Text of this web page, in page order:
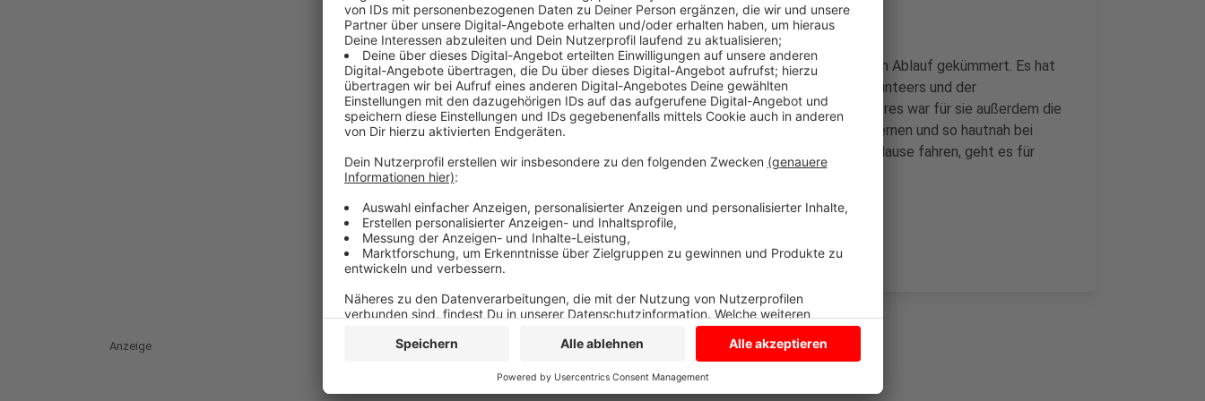
Sie war als Volunteer im Deutschen Haus und hat sich dort um den Ablauf gekümmert. Es hat
ihr richtig gut gefallen. Vor allem die Gemeinschaft unter den Volunteers und der
Zusammenhalt im Team hat sie beeindruckt. Etwas ganz besonderes war für sie außerdem die
Möglichkeit die besten deutschen Sportler persönlich kennenzulernen und so hautnah bei
Olympia dabei zu sein. Während die Sportler schon Morgen nach Hause fahren, geht es für
Johanna erst am Dienstag zurück in den Kreis Coesfeld.
Anzeige
Anzeige